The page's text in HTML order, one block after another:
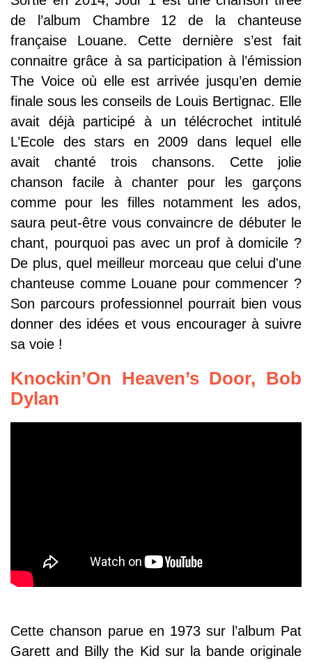
de l’album Chambre 12 de la chanteuse
française Louane. Cette dernière s’est fait
connaitre grâce à sa participation à l’émission
The Voice où elle est arrivée jusqu’en demie
finale sous les conseils de Louis Bertignac. Elle
avait déjà participé à un télécrochet intitulé
L’Ecole des stars en 2009 dans lequel elle
avait chanté trois chansons. Cette jolie
chanson facile à chanter pour les garçons
comme pour les filles notamment les ados,
saura peut-être vous convaincre de débuter le
chant, pourquoi pas avec un prof à domicile ?
De plus, quel meilleur morceau que celui d'une
chanteuse comme Louane pour commencer ?
Son parcours professionnel pourrait bien vous
donner des idées et vous encourager à suivre
sa voie !
Knockin’On Heaven’s Door, Bob
Dylan
Cette chanson parue en 1973 sur l’album Pat
Garett and Billy the Kid sur la bande originale